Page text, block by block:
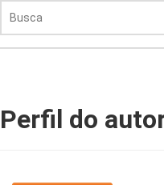
Perfil do